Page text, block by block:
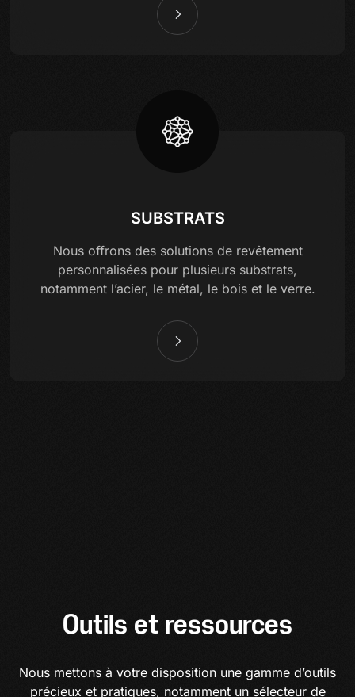
SUBSTRATS
Nous offrons des solutions de revêtement
personnalisées pour plusieurs substrats,
notamment l’acier, le métal, le bois et le verre.
Outils et ressources
Nous mettons à votre disposition une gamme d’outils
précieux et pratiques, notamment un sélecteur de